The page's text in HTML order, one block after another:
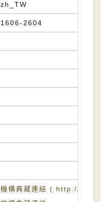
zh_TW
1606-2604
機構典藏連結 ( http://